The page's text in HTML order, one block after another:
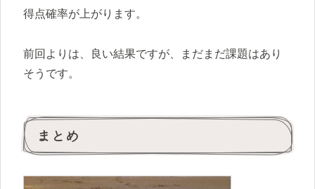
得点確率が上がります。
前回よりは、良い結果ですが、まだまだ課題はあり
そうです。
まとめ